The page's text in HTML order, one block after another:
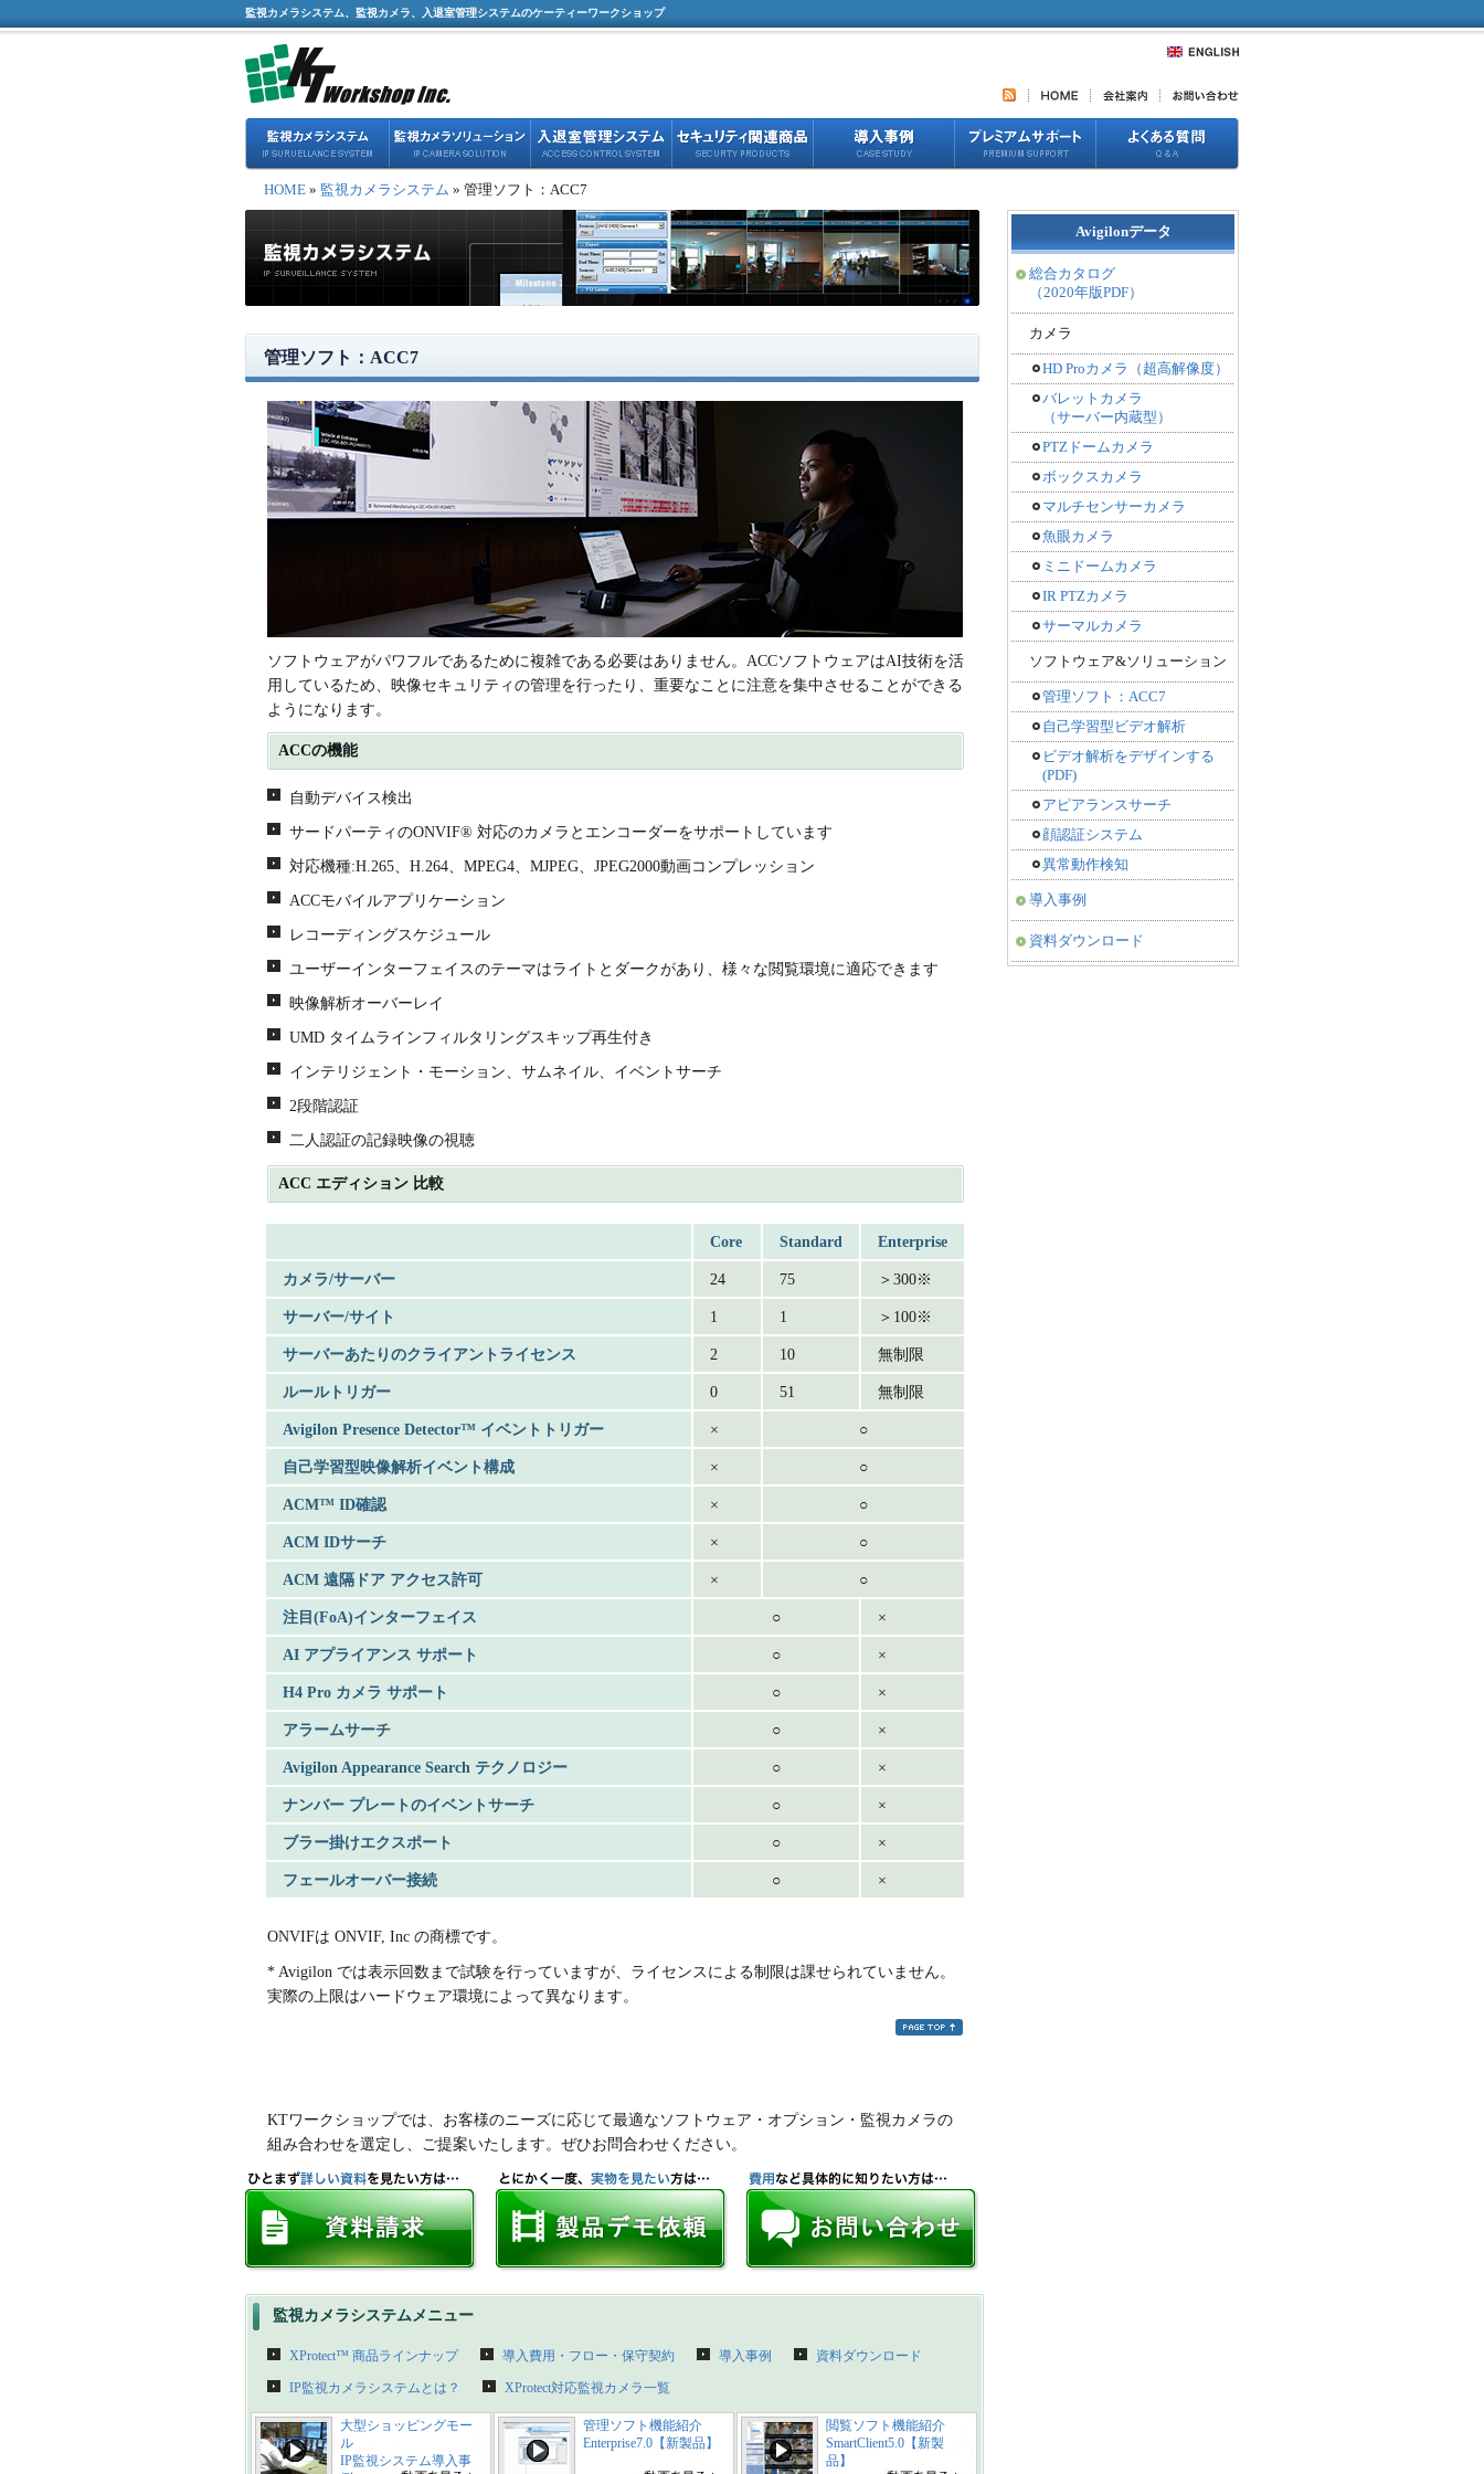
監視カメラシステム、監視カメラ、入退室管理システムのケーティーワークショップ
HOME » 監視カメラシステム » 管理ソフト：ACC7
管理ソフト：ACC7
ソフトウェアがパワフルであるために複雑である必要はありません。ACCソフトウェアはAI技術を活
用しているため、映像セキュリティの管理を行ったり、重要なことに注意を集中させることができる
ようになります。
ACCの機能
自動デバイス検出
サードパーティのONVIF® 対応のカメラとエンコーダーをサポートしています
対応機種:H.265、H.264、MPEG4、MJPEG、JPEG2000動画コンプレッション
ACCモバイルアプリケーション
レコーディングスケジュール
ユーザーインターフェイスのテーマはライトとダークがあり、様々な閲覧環境に適応できます
映像解析オーバーレイ
UMD タイムラインフィルタリングスキップ再生付き
インテリジェント・モーション、サムネイル、イベントサーチ
2段階認証
二人認証の記録映像の視聴
ACC エディション 比較
Core Standard Enterprise
カメラ/サーバー 24 75 ＞300※
サーバー/サイト 1 1 ＞100※
サーバーあたりのクライアントライセンス 2 10 無制限
ルールトリガー 0 51 無制限
Avigilon Presence Detector™ イベントトリガー × ○
自己学習型映像解析イベント構成 × ○
ACM™ ID確認 × ○
ACM IDサーチ × ○
ACM 遠隔ドア アクセス許可 × ○
注目(FoA)インターフェイス ○ ×
AI アプライアンス サポート ○ ×
H4 Pro カメラ サポート ○ ×
アラームサーチ ○ ×
Avigilon Appearance Search テクノロジー ○ ×
ナンバー プレートのイベントサーチ ○ ×
ブラー掛けエクスポート ○ ×
フェールオーバー接続 ○ ×
ONVIFは ONVIF, Inc の商標です。
* Avigilon では表示回数まで試験を行っていますが、ライセンスによる制限は課せられていません。
実際の上限はハードウェア環境によって異なります。
KTワークショップでは、お客様のニーズに応じて最適なソフトウェア・オプション・監視カメラの
組み合わせを選定し、ご提案いたします。ぜひお問合わせください。
監視カメラシステムメニュー
XProtect™ 商品ラインナップ 導入費用・フロー・保守契約 導入事例 資料ダウンロード
IP監視カメラシステムとは？ XProtect対応監視カメラ一覧
大型ショッピングモー
ル
IP監視システム導入事
管理ソフト機能紹介
Enterprise7.0【新製品】
閲覧ソフト機能紹介
SmartClient5.0【新製
品】
Avigilonデータ
総合カタログ
（2020年版PDF）
カメラ
HD Proカメラ（超高解像度）
バレットカメラ
（サーバー内蔵型）
PTZドームカメラ
ボックスカメラ
マルチセンサーカメラ
魚眼カメラ
ミニドームカメラ
IR PTZカメラ
サーマルカメラ
ソフトウェア&ソリューション
管理ソフト：ACC7
自己学習型ビデオ解析
ビデオ解析をデザインする
(PDF)
アピアランスサーチ
顔認証システム
異常動作検知
導入事例
資料ダウンロード